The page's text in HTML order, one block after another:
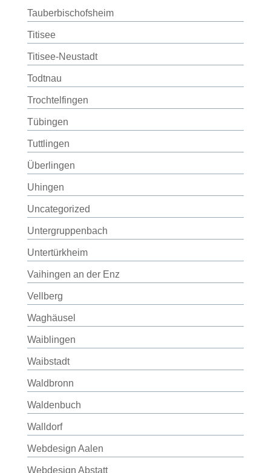
Tauberbischofsheim
Titisee
Titisee-Neustadt
Todtnau
Trochtelfingen
Tübingen
Tuttlingen
Überlingen
Uhingen
Uncategorized
Untergruppenbach
Untertürkheim
Vaihingen an der Enz
Vellberg
Waghäusel
Waiblingen
Waibstadt
Waldbronn
Waldenbuch
Walldorf
Webdesign Aalen
Webdesign Abstatt